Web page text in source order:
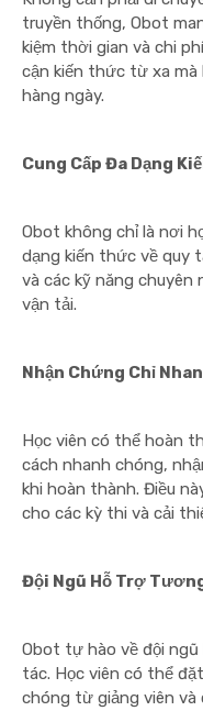
truyền thống, Obot
kiệm thời gian và chi
cận kiến thức từ xa mà
hàng ngày.
Cung Cấp Đa Dạng
Obot không chỉ là nơi
dạng kiến thức về quy
và các kỹ năng chuyên
vận tải.
Nhận Chứng Chỉ
Học viên có thể hoàn
cách nhanh chóng,
khi hoàn thành. Điều
cho các kỳ thi và cải
Đội Ngũ Hỗ Trợ
Obot tự hào về đội
tác. Học viên có thể
chóng từ giảng viên và